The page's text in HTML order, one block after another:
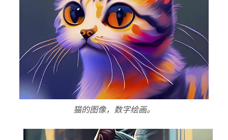
猫的图像，数字绘画。